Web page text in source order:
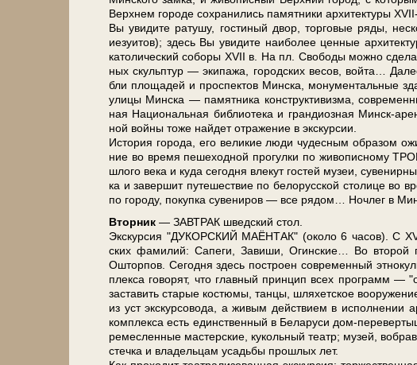
Верх­нем го­ро­де со­хра­ни­лись па­мят­ни­ки ар­хи­тек­ту­ры
Вы уви­ди­те ра­ту­шу, го­сти­ный двор, тор­го­вые ря­ды,
иезуи­тов); здесь Вы уви­ди­те наи­бо­лее цен­ные
ка­то­ли­че­ский со­бо­ры ХVII в. На пл. Сво­бо­ды мож­но
ных скульп­тур — эки­па­жа, го­род­ских ве­сов, вой­та…
бли пло­ща­дей и про­спек­тов Мин­ска, мо­ну­мен­таль­ные
ули­цы Мин­ска — па­мят­ни­ка кон­ст­рук­ти­виз­ма,
ная На­ци­о­наль­ная биб­лио­те­ка и гран­ди­оз­ная Минск-
ной вой­ны то­же най­дет от­ра­же­ние в экс­кур­сии.
История го­ро­да, его ве­ли­кие лю­ди чу­дес­ным об­ра­зом
ние во вре­мя пе­ше­ход­ной про­гул­ки по жи­во­пис­но­му
шло­го ве­ка и ку­да се­год­ня вле­кут го­стей му­зеи,
ка и за­вер­шит пу­те­ше­ствие по бе­ло­рус­ской сто­ли­це во
по го­ро­ду, по­куп­ка су­ве­ни­ров — все ря­дом… Ноч­лег в
Втор­ник — ЗАВ­ТРАК швед­ский стол.
Экс­кур­сия "ДУКОРСКИЙ МАЁНТАК" (око­ло 6 ча­сов). С
ских фа­ми­лий: Са­пе­ги, За­ви­ши, Огин­ские… Во вто­рой
Ошторпов. Сегодня здесь по­стро­ен со­вре­мен­ный
плек­са го­во­рят, что глав­ный принцип всех про­грамм —
заставить ста­рые костюмы, тан­цы, шляхетское
из уст экс­кур­со­во­да, а живым действием в ис­пол­не­нии
ком­плек­са есть един­ствен­ный в Бе­ла­ру­си дом-
ремесленные ма­стер­ские, кукольный театр; му­зей,
с­теч­ка и владельцам усадь­бы про­шлых лет.